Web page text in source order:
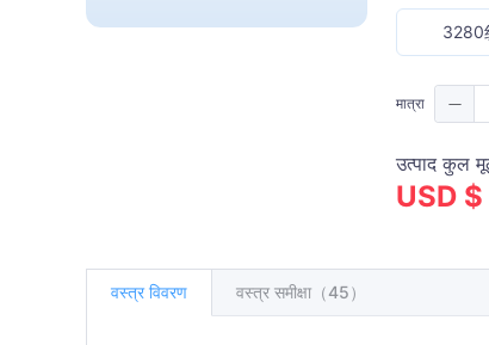
3280
मात्रा
उत्पाद कुल
USD
वस्त्र विवरण वस्त्र समीक्षा（45）